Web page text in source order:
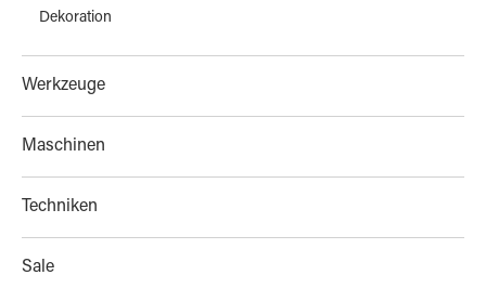
Dekoration
Werkzeuge
Maschinen
Techniken
Sale